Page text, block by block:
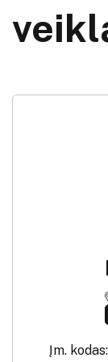
Įm. kodas: